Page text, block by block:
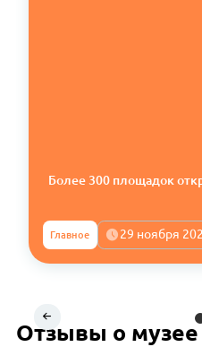
Более 300 площадок
Главное 29 ноября
Отзывы о музее